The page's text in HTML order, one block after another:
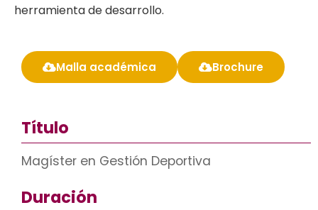
herramienta de desarrollo.
Malla académica Brochure
Título
Magíster en Gestión Deportiva
Duración